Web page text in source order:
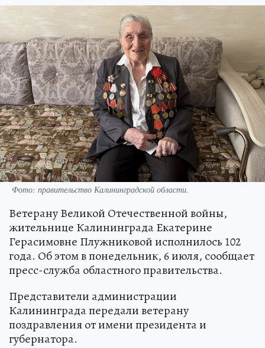
Фото: правительство Калининградской области.
Ветерану Великой Отечественной войны,
жительнице Калининграда Екатерине
Герасимовне Плужниковой исполнилось 102
года. Об этом в понедельник, 6 июля, сообщает
пресс-служба областного правительства.
Представители администрации
Калининграда передали ветерану
поздравления от имени президента и
губернатора.